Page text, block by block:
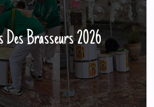
Des Brasseurs 2026